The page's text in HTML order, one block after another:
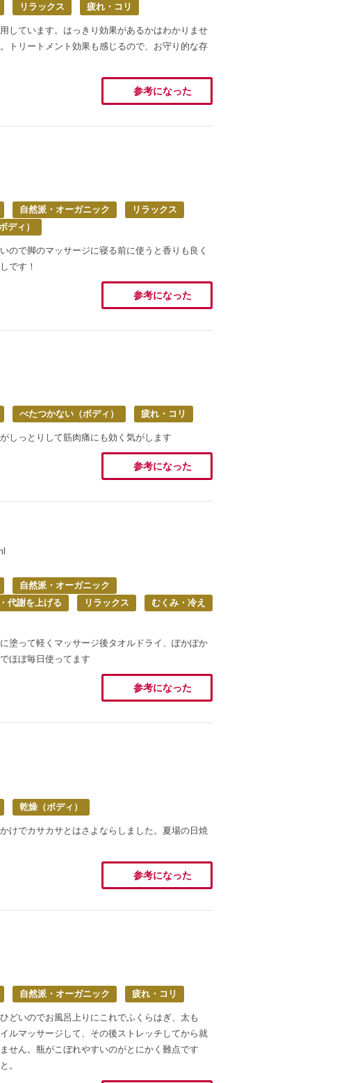
リラックス 疲れ・コリ
しています。はっきり効果があるかはわかりませ
トリートメント効果も感じるので、お守り的な存
参考になった
自然派・オーガニック
リラックス
ディ）
ので脚のマッサージに寝る前に使うと香りも良く
です！
参考になった
べたつかない（ボディ） 疲れ・コリ
しっとりして筋肉痛にも効く気がします
参考になった
自然派・オーガニック
代謝を上げる リラックス
むくみ・冷え
塗って軽くマッサージ後タオルドライ、ぽかぽか
ほぼ毎日使ってます
参考になった
乾燥（ボディ）
けでカサカサとはさよならしました。夏場の日焼
参考になった
自然派・オーガニック 疲れ・コリ
どいのでお風呂上りにこれでふくらはぎ、太も
ルマッサージして、その後ストレッチしてから就
せん。瓶がこぼれやすいのがとにかく難点です
。